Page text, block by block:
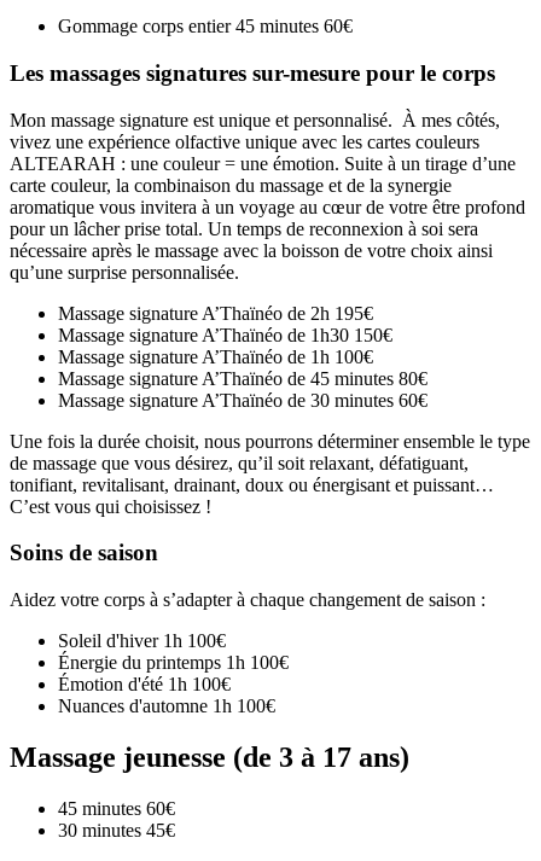
Gommage corps entier 45 minutes 60€
Les massages signatures sur-mesure pour le corps
Mon massage signature est unique et personnalisé. À mes côtés,
vivez une expérience olfactive unique avec les cartes couleurs
ALTEARAH : une couleur = une émotion. Suite à un tirage d’une
carte couleur, la combinaison du massage et de la synergie
aromatique vous invitera à un voyage au cœur de votre être profond
pour un lâcher prise total. Un temps de reconnexion à soi sera
nécessaire après le massage avec la boisson de votre choix ainsi
qu’une surprise personnalisée.
Massage signature A’Thaïnéo de 2h 195€
Massage signature A’Thaïnéo de 1h30 150€
Massage signature A’Thaïnéo de 1h 100€
Massage signature A’Thaïnéo de 45 minutes 80€
Massage signature A’Thaïnéo de 30 minutes 60€
Une fois la durée choisit, nous pourrons déterminer ensemble le type
de massage que vous désirez, qu’il soit relaxant, défatiguant,
tonifiant, revitalisant, drainant, doux ou énergisant et puissant…
C’est vous qui choisissez !
Soins de saison
Aidez votre corps à s’adapter à chaque changement de saison :
Soleil d'hiver 1h 100€
Énergie du printemps 1h 100€
Émotion d'été 1h 100€
Nuances d'automne 1h 100€
Massage jeunesse (de 3 à 17 ans)
45 minutes 60€
30 minutes 45€